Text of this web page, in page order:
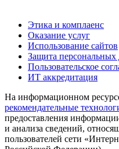
Этика и комплаенс
Оказание услуг
Использование сайтов
Защита
Пользовательское
ИТ аккредитация
На информационном
рекомендательные
предоставления
и анализа сведений,
пользователей сети